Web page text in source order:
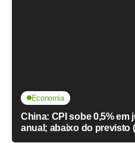
Economia
China: CPI sobe 0,5%
anual; abaixo do previsto